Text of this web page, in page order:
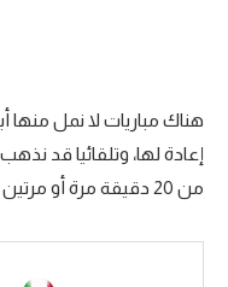
سعودي في الجول
الدوري الإنجليزي
هناك مباريات لا نمل منها
إعادة لها، وتلقائيا قد
من 20 دقيقة مرة أو مرتين لها.